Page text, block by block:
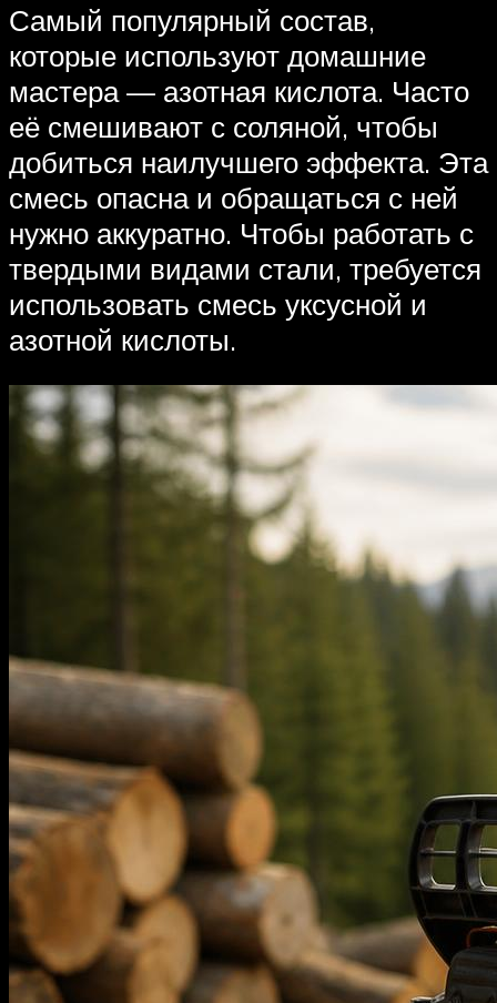
Самый популярный состав,
которые используют домашние
мастера — азотная кислота. Часто
её смешивают с соляной, чтобы
добиться наилучшего эффекта. Эта
смесь опасна и обращаться с ней
нужно аккуратно. Чтобы работать с
твердыми видами стали, требуется
использовать смесь уксусной и
азотной кислоты.